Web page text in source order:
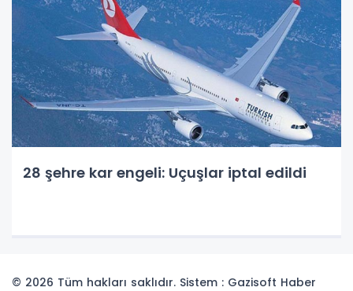
28 şehre kar engeli: Uçuşlar iptal edildi
© 2026 Tüm hakları saklıdır. Sistem : Gazisoft Haber